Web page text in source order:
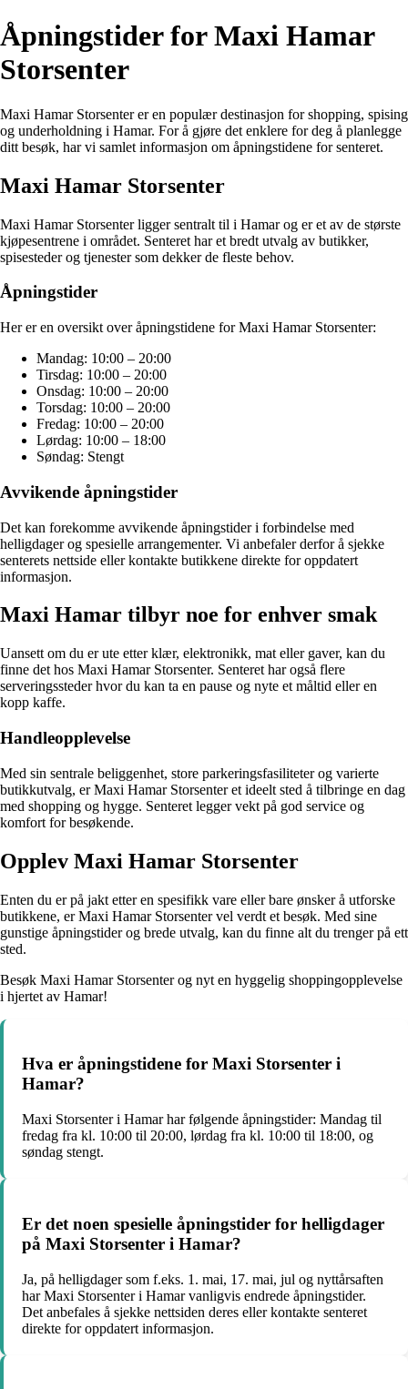
Åpningstider for Maxi Hamar
Storsenter
Maxi Hamar Storsenter er en populær destinasjon for shopping, spising
og underholdning i Hamar. For å gjøre det enklere for deg å planlegge
ditt besøk, har vi samlet informasjon om åpningstidene for senteret.
Maxi Hamar Storsenter
Maxi Hamar Storsenter ligger sentralt til i Hamar og er et av de største
kjøpesentrene i området. Senteret har et bredt utvalg av butikker,
spisesteder og tjenester som dekker de fleste behov.
Åpningstider
Her er en oversikt over åpningstidene for Maxi Hamar Storsenter:
Mandag: 10:00 – 20:00
Tirsdag: 10:00 – 20:00
Onsdag: 10:00 – 20:00
Torsdag: 10:00 – 20:00
Fredag: 10:00 – 20:00
Lørdag: 10:00 – 18:00
Søndag: Stengt
Avvikende åpningstider
Det kan forekomme avvikende åpningstider i forbindelse med
helligdager og spesielle arrangementer. Vi anbefaler derfor å sjekke
senterets nettside eller kontakte butikkene direkte for oppdatert
informasjon.
Maxi Hamar tilbyr noe for enhver smak
Uansett om du er ute etter klær, elektronikk, mat eller gaver, kan du
finne det hos Maxi Hamar Storsenter. Senteret har også flere
serveringssteder hvor du kan ta en pause og nyte et måltid eller en
kopp kaffe.
Handleopplevelse
Med sin sentrale beliggenhet, store parkeringsfasiliteter og varierte
butikkutvalg, er Maxi Hamar Storsenter et ideelt sted å tilbringe en dag
med shopping og hygge. Senteret legger vekt på god service og
komfort for besøkende.
Opplev Maxi Hamar Storsenter
Enten du er på jakt etter en spesifikk vare eller bare ønsker å utforske
butikkene, er Maxi Hamar Storsenter vel verdt et besøk. Med sine
gunstige åpningstider og brede utvalg, kan du finne alt du trenger på ett
sted.
Besøk Maxi Hamar Storsenter og nyt en hyggelig shoppingopplevelse
i hjertet av Hamar!
Hva er åpningstidene for Maxi Storsenter i
Hamar?
Maxi Storsenter i Hamar har følgende åpningstider: Mandag til
fredag fra kl. 10:00 til 20:00, lørdag fra kl. 10:00 til 18:00, og
søndag stengt.
Er det noen spesielle åpningstider for helligdager
på Maxi Storsenter i Hamar?
Ja, på helligdager som f.eks. 1. mai, 17. mai, jul og nyttårsaften
har Maxi Storsenter i Hamar vanligvis endrede åpningstider.
Det anbefales å sjekke nettsiden deres eller kontakte senteret
direkte for oppdatert informasjon.